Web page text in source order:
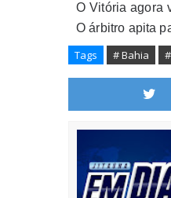
O Vitória agora
O árbitro apita
Tags # Bahia